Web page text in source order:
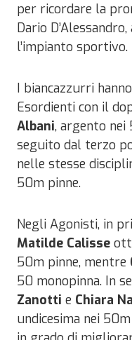
per ricordare la
Dario
l’impianto sportivo.
I biancazzurri
Esordienti con il
Albani, argento nei
seguito dal terzo
nelle stesse
50m pinne.
Negli Agonisti, in
Matilde Calisse
50m pinne, mentre
50 monopinna. In
Zanotti e Chiara
undicesima nei